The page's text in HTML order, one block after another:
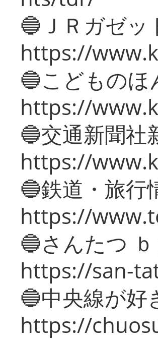
🔵ＪＲガゼッ
https://
🔵こどものほ
https://
🔵交通新聞社
https://
🔵鉄道・旅行
https://
🔵さんたつ
https://san-
🔵中央線が好
https://